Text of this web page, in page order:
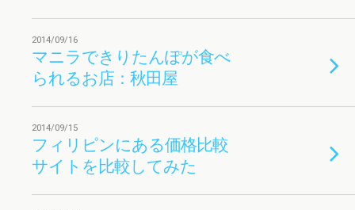
2014/09/16
マニラできりたんぽが食べ
られるお店：秋田屋
2014/09/15
フィリピンにある価格比較
サイトを比較してみた